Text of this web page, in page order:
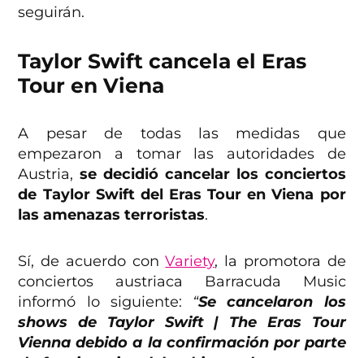
seguirán.
Taylor Swift cancela el Eras
Tour en Viena
A pesar de todas las medidas que
empezaron a tomar las autoridades de
Austria,se decidió cancelar los conciertos
de Taylor Swift del Eras Tour en Viena por
las amenazas terroristas.
Sí, de acuerdo conVariety, la promotora de
conciertos austriaca Barracuda Music
informó lo siguiente: “Se cancelaron los
shows de Taylor Swift | The Eras Tour
Vienna debido a la confirmación por parte